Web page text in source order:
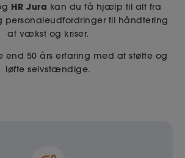
HR Jura kan du få hjælp til alt fra
personaleudfordringer til håndtering
af vækst og kriser.
end 50 års erfaring med at støtte og
løfte selvstændige.